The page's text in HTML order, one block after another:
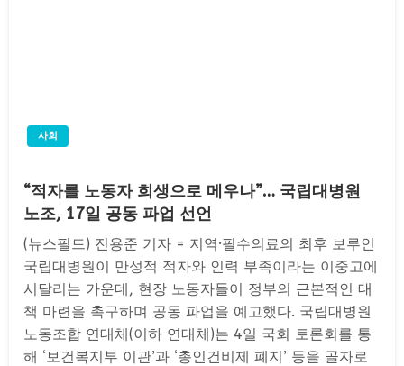
사회
“적자를 노동자 희생으로 메우나”… 국립대병원
노조, 17일 공동 파업 선언
(뉴스필드) 진용준 기자 = 지역·필수의료의 최후 보루인
국립대병원이 만성적 적자와 인력 부족이라는 이중고에
시달리는 가운데, 현장 노동자들이 정부의 근본적인 대
책 마련을 촉구하며 공동 파업을 예고했다. 국립대병원
노동조합 연대체(이하 연대체)는 4일 국회 토론회를 통
해 ‘보건복지부 이관’과 ‘총인건비제 폐지’ 등을 골자로